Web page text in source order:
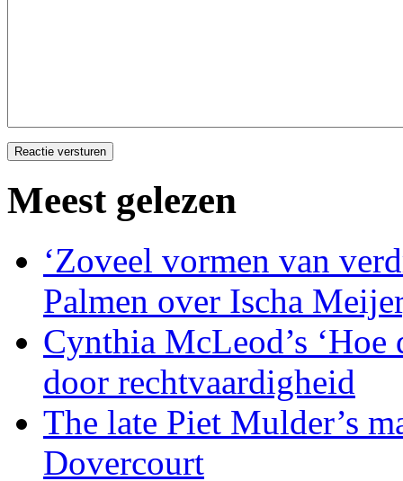
Meest gelezen
‘Zoveel vormen van
Palmen over Ischa
Cynthia McLeod’s
door rechtvaardigheid
The late Piet Mulder’s
Dovercourt